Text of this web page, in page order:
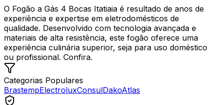
O Fogão a Gás 4 Bocas Itatiaia é resultado de anos de
experiência e expertise em eletrodomésticos de
qualidade. Desenvolvido com tecnologia avançada e
materiais de alta resistência, este fogão oferece uma
experiência culinária superior, seja para uso doméstico
ou profissional. Confira.
Categorias Populares
BrastempElectroluxConsulDakoAtlas